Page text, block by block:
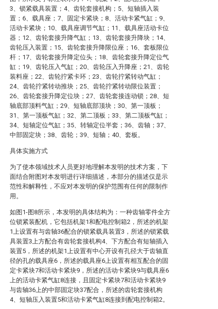
3、锁紧载具装置；4、齿轮套接机构；5、短轴插入装
置；6、载具座；7、固定卡紧块；8、活动卡紧气缸；9、
活动卡紧块；10、载具座调节气缸；11、载具座活动卡位
器；12、齿轮套接升降气缸；13、齿轮套接升降块；14、
齿轮压入装置；15、齿轮套接升降限位座；16、套板限位
杆；17、齿轮套接升降定位头；18、齿轮套接升降定位气
缸；19、齿轮压入气缸；20、齿轮压入升降座；21、齿轮
装料座；22、齿轮拧紧卡环；23、齿轮拧紧转动气缸；
24、齿轮拧紧转动推块；25、齿轮拧紧转动限位装置；
26、齿轮套接升降定位块；27、齿轮套接连动锁；28、短
轴底部顶料气缸；29、短轴底部顶块；30、第一顶板；
31、第一顶板气缸；32、第二顶板；33、第二顶板气缸；
34、短轴定位气缸；35、转轴定位半套；36、齿轴；37、
中部固定块；38、齿轮；39、短轴；40、套板。
具体实施方式
为了使本领域技术人员更好地理解本发明的技术方案，下
面结合附图对本发明进行详细描述，本部分的描述仅是示
范性和解释性，不应对本发明的保护范围有任何的限制作
用。
如图1-图8所示，本发明的具体结构为：一种齿轴零件全方
位锁紧装配机，它包括机架1和配电控制箱2，所述的机架
1上设置有与齿轴36配合的锁紧载具装置3，所述的锁紧载
具装置3上方配合有齿轮套接机构4、下方配合有短轴插入
装置5，所述的机架1上设置有中心开设有孔径大于齿轴直
径的孔的载具座6，所述的载具座6上设置有相互配合的固
定卡紧块7和活动卡紧块9，所述的活动卡紧块9与载具座6
上的活动卡紧气缸8连接，且固定卡紧块7和活动卡紧块9
与齿轴36上的中部固定块37配合，所述的齿轮套接机构
4、短轴压入装置5和活动卡紧气缸8连接到配电控制箱2。